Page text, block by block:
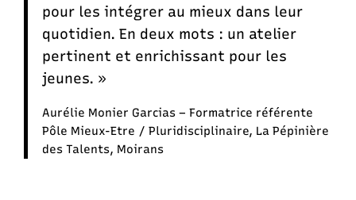
pour les intégrer au mieux dans leur
quotidien. En deux mots : un atelier
pertinent et enrichissant pour les
jeunes. »
Aurélie Monier Garcias – Formatrice référente
Pôle Mieux-Etre / Pluridisciplinaire, La Pépinière
des Talents, Moirans